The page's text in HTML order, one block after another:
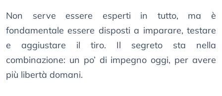
Non serve essere esperti in tutto, ma è
fondamentale essere disposti a imparare, testare
e aggiustare il tiro. Il segreto sta nella
combinazione: un po’ di impegno oggi, per avere
più libertà domani.